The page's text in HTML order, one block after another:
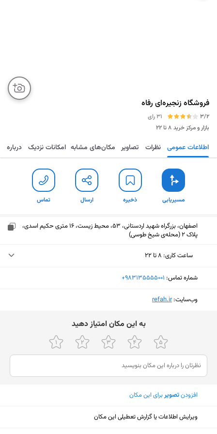
فروشگاه‌ زنجیره‌ای رفاه
3/2
31 رای
بازار و مرکز خرید ۸ تا ۲۲
مسیریابی ذخیره ارسال تماس اطلاعات عمومی نظرات تصاویر مکان‌های مشابه امکانات نزدیک درباره
مسیریابی ذخیره ارسال تماس
اصفهان، بزرگراه شهید اردستانی، 53، محیط زیست، 16 متری حکیم اسدی،
پلاک 2 (محله‌ی شیخ طوسی)
ساعت کاری: ۸ تا ۲۲
یکشنبه (امروز)
پنجشنبه
۸ تا ۲۲
جمعه
۹ تا ۲۲
شنبه
شماره تماس: ‎+983135555001
وب‌سایت:‎refah.ir
ﺑﻪ اﯾﻦ ﻣﮑﺎن اﻣﺘﯿﺎز دﻫﯿﺪ
افزودنتصویربرای این مکان
ویرایش اطلاعات یا گزارش تعطیلی این مکان